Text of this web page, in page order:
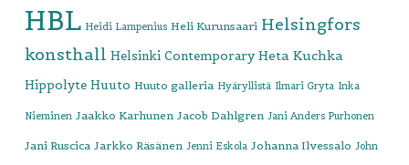
HBL Heidi Lampenius Heli Kurunsaari Helsingfors
konsthall Helsinki Contemporary Heta Kuchka
Hippolyte Huuto Huuto galleria Hyäryllistä Ilmari Gryta Inka
Nieminen Jaakko Karhunen Jacob Dahlgren Jani Anders Purhonen
Jani Ruscica Jarkko Räsänen Jenni Eskola Johanna Ilvessalo John